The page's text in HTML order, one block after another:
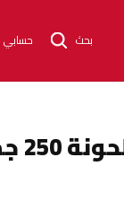
بحث حسابي
جم